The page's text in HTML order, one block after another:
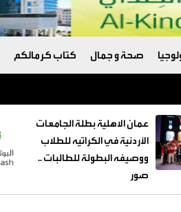
صحة و جمال كتاب كرمالكم
عمان الاهلية بطلة الجامعات
الأردنية في الكراتيه للطلاب
ووصيفه البطولة للطالبات ..
صور